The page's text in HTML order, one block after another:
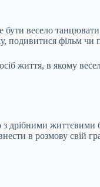
весело
подивитися фільм
життя, в якому
дрібними
в розмову свій